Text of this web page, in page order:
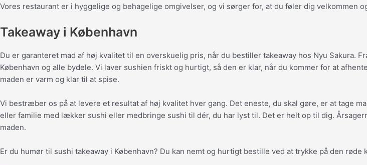
Vores restaurant er i hyggelige og behagelige omgivelser, og vi sørger for, at du føler dig velkommen
Takeaway i København
Du er garanteret mad af høj kvalitet til en overskuelig pris, når du bestiller takeaway hos Nyu Sakura.
København og alle bydele. Vi laver sushien friskt og hurtigt, så den er klar, når du kommer for at
maden er varm og klar til at spise.
Vi bestræber os på at levere et resultat af høj kvalitet hver gang. Det eneste, du skal gøre, er at tage
eller familie med lækker sushi eller medbringe sushi til dér, du har lyst til. Det er helt op til dig.
maden.
Er du humør til sushi takeaway i København? Du kan nemt og hurtigt bestille ved at trykke på den